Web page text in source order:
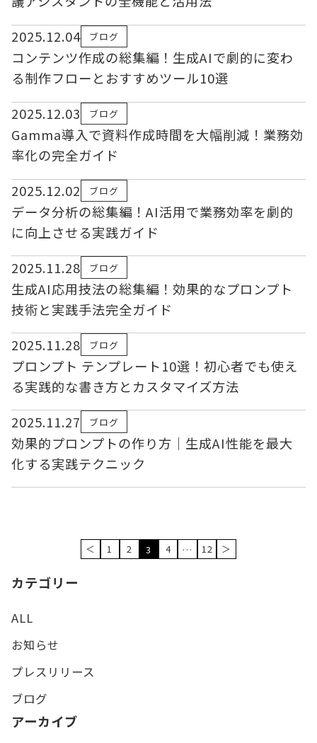
2025.12.04
ブログ
コンテンツ作成の総集編！生成AIで劇的に変わ
る制作フローとおすすめツール10選
2025.12.03
ブログ
Gamma導入で資料作成時間を大幅削減！業務効
率化の完全ガイド
2025.12.02
ブログ
データ分析の総集編！AI活用で業務効率を劇的
に向上させる実践ガイド
2025.11.28
ブログ
生成AI応用技法の総集編！効果的なプロンプト
技術と実践手法完全ガイド
2025.11.28
ブログ
プロンプト テンプレート10選！初心者でも使え
る実践的な書き方とカスタマイズ方法
2025.11.27
ブログ
効果的プロンプトの作り方｜生成AI性能を最大
化する実践テクニック
＜ 1 2 3 4 … 12 ＞
カテゴリー
ALL
お知らせ
プレスリリース
ブログ
アーカイブ